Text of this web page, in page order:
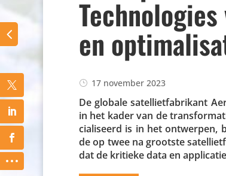
en
17 november 2023
De globale satel­liet­fa­bri­kant
in het kader van de
ci­a­li­seerd is in het ontwerpen,
de op twee na grootste
dat de kritieke data en